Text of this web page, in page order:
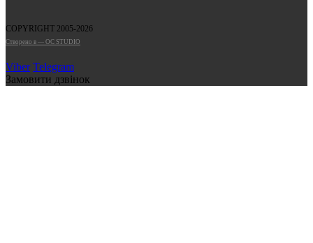
COPYRIGHT 2005-2026
Cтворено в — OC STUDIO
Viber Telegram
Замовити дзвінок